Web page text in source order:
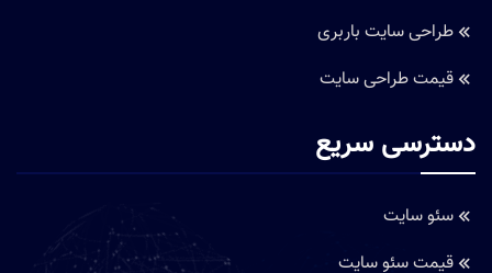
طراحی سایت باربری
قیمت طراحی سایت
دسترسی سریع
سئو سایت
قیمت سئو سایت